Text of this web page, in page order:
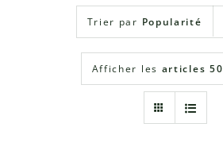
Gaz propane
Succursales
Trier par Popularité
Afficher les articles 50